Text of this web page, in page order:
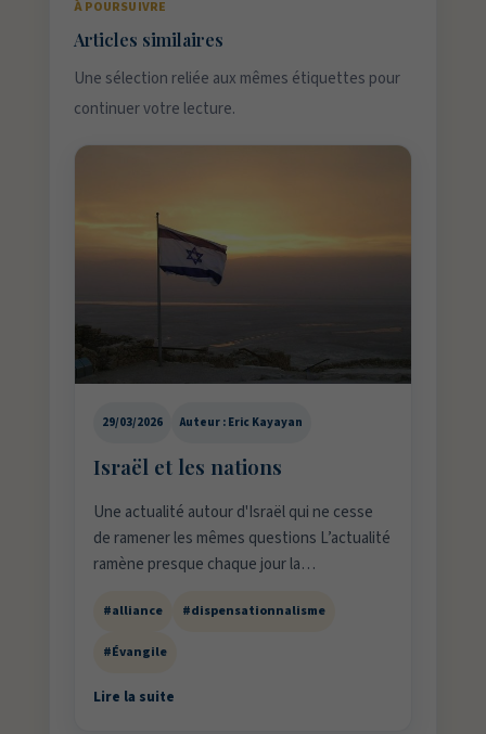
À POURSUIVRE
Articles similaires
Une sélection reliée aux mêmes étiquettes pour
continuer votre lecture.
29/03/2026 Auteur : Eric Kayayan
Israël et les nations
Une actualité autour d'Israël qui ne cesse
de ramener les mêmes questions L’actualité
ramène presque chaque jour la…
#alliance #dispensationnalisme
#Évangile
Lire la suite